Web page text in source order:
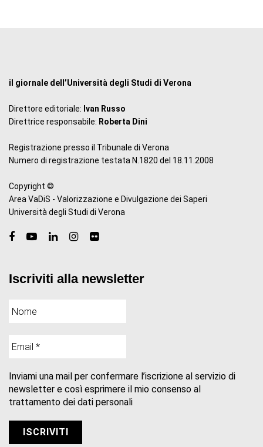
il giornale dell’Università degli Studi di Verona
Direttore editoriale: Ivan Russo
Direttrice responsabile: Roberta Dini
Registrazione presso il Tribunale di Verona
Numero di registrazione testata N.1820 del 18.11.2008
Copyright ©
Area VaDiS - Valorizzazione e Divulgazione dei Saperi
Università degli Studi di Verona
Iscriviti alla newsletter
Inviami una mail per confermare l’iscrizione al servizio di
newsletter e così esprimere il mio consenso al
trattamento dei dati personali